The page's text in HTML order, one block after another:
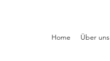
Home Über uns